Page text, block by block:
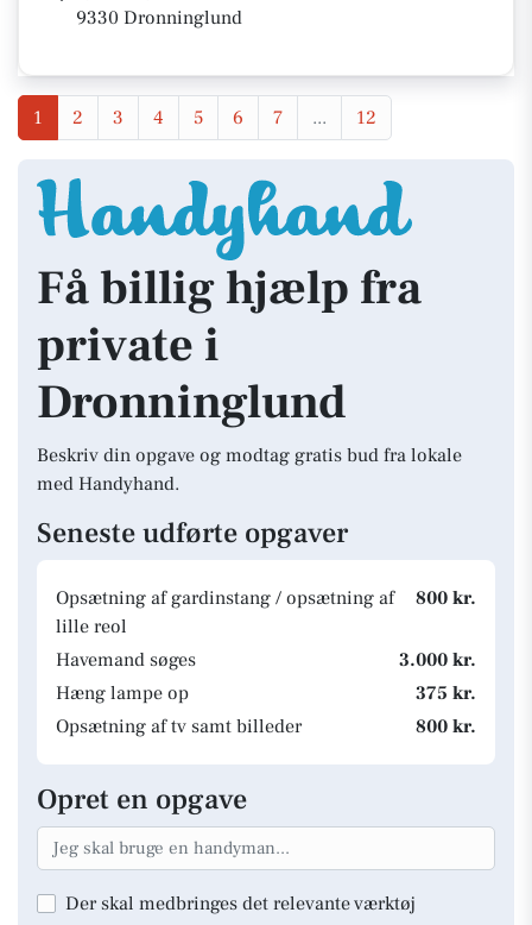
9330 Dronninglund
1 2 3 4 5 6 7 ... 12
Få billig hjælp fra
private i
Dronninglund
Beskriv din opgave og modtag gratis bud fra lokale
med Handyhand.
Seneste udførte opgaver
Opsætning af gardinstang / opsætning af
lille reol
800 kr.
Havemand søges
3.000 kr.
Hæng lampe op
375 kr.
Opsætning af tv samt billeder
800 kr.
Opret en opgave
Der skal medbringes det relevante værktøj